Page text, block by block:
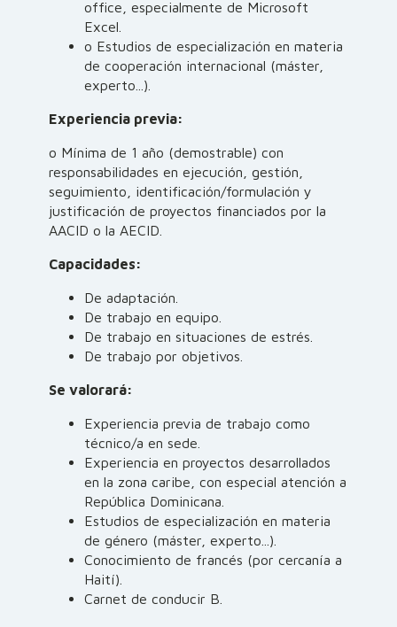
office, especialmente de Microsoft
Excel.
o Estudios de especialización en materia
de cooperación internacional (máster,
experto...).
Experiencia previa:
o Mínima de 1 año (demostrable) con
responsabilidades en ejecución, gestión,
seguimiento, identificación/formulación y
justificación de proyectos financiados por la
AACID o la AECID.
Capacidades:
De adaptación.
De trabajo en equipo.
De trabajo en situaciones de estrés.
De trabajo por objetivos.
Se valorará:
Experiencia previa de trabajo como
técnico/a en sede.
Experiencia en proyectos desarrollados
en la zona caribe, con especial atención a
República Dominicana.
Estudios de especialización en materia
de género (máster, experto...).
Conocimiento de francés (por cercanía a
Haití).
Carnet de conducir B.